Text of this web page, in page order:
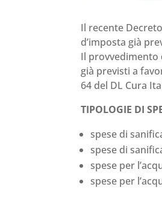
Il recente
d’imposta già
Il provvedimento
già previsti a
64 del DL Cura
TIPOLOGIE DI
spese di
spese di
spese per
spese per